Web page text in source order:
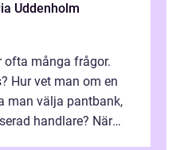
Uddenholm
ofta många frågor.
Hur vet man om en
man välja pantbank,
handlare? När